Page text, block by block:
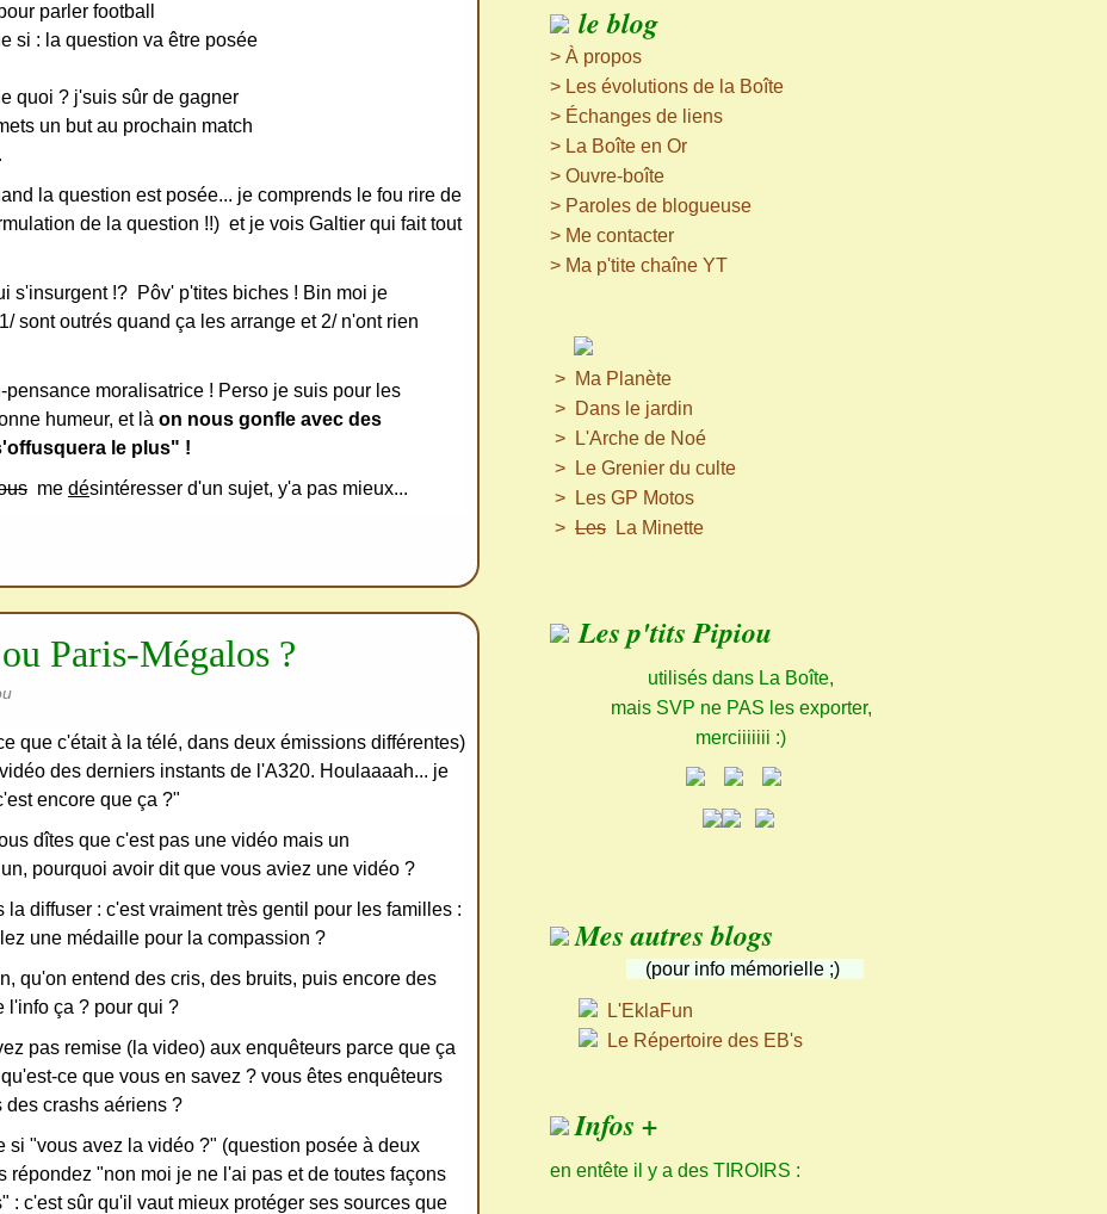
parler football
si : la question va être posée
quoi ? j'suis sûr de gagner
un but au prochain match
la question est posée... je comprends le fou rire de
de la question !!) et je vois Galtier qui fait tout
s'insurgent !? Pôv' p'tites biches ! Bin moi je
sont outrés quand ça les arrange et 2/ n'ont rien
moralisatrice ! Perso je suis pour les
humeur, et là on nous gonfle avec des
le plus" !
me désintéresser d'un sujet, y'a pas mieux...
Paris-Mégalos ?
que c'était à la télé, dans deux émissions différentes)
des derniers instants de l'A320. Houlaaaah... je
encore que ça ?"
dîtes que c'est pas une vidéo mais un
pourquoi avoir dit que vous aviez une vidéo ?
diffuser : c'est vraiment très gentil pour les familles :
une médaille pour la compassion ?
qu'on entend des cris, des bruits, puis encore des
l'info ça ? pour qui ?
pas remise (la video) aux enquêteurs parce que ça
ce que vous en savez ? vous êtes enquêteurs
crashs aériens ?
si "vous avez la vidéo ?" (question posée à deux
répondez "non moi je ne l'ai pas et de toutes façons
: c'est sûr qu'il vaut mieux protéger ses sources que
le blog
> À propos
> Les évolutions de la Boîte
> Échanges de liens
> La Boîte en Or
> Ouvre-boîte
> Paroles de blogueuse
> Me contacter
> Ma p'tite chaîne YT
> Ma Planète
> Dans le jardin
>
L'Arche de Noé
>
Le Grenier du culte
>
Les GP Motos
> Les La Minette
Les p'tits Pipiou
utilisés dans La Boîte,
mais SVP ne PAS les exporter,
merciiiiiii :)
Mes autres blogs
(pour info mémorielle ;)
L'EklaFun
Le Répertoire des EB's
Infos +
en entête il y a des TIROIRS :